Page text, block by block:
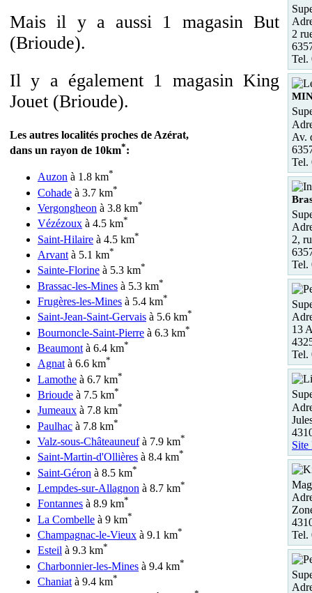
Mais il y a aussi 1 magasin But
(Brioude).
Il y a également 1 magasin King
Jouet (Brioude).
Les autres localités proches de Azérat,
dans un rayon de 10km*:
Auzon à 1.8 km*
Cohade à 3.7 km*
Vergongheon à 3.8 km*
Vézézoux à 4.5 km*
Saint-Hilaire à 4.5 km*
Arvant à 5.1 km*
Sainte-Florine à 5.3 km*
Brassac-les-Mines à 5.3 km*
Frugères-les-Mines à 5.4 km*
Saint-Jean-Saint-Gervais à 5.6 km*
Bournoncle-Saint-Pierre à 6.3 km*
Beaumont à 6.4 km*
Agnatà 6.6 km*
Lamothe à 6.7 km*
Brioude à 7.5 km*
Jumeaux à 7.8 km*
Paulhac à 7.8 km*
Valz-sous-Châteauneufà 7.9 km*
Saint-Martin-d'Ollières à 8.4 km*
Saint-Géron à 8.5 km*
Lempdes-sur-Allagnon à 8.7 km*
Fontannes à 8.9 km*
La Combelle à 9 km*
Champagnac-le-Vieux à 9.1 km*
Esteil à 9.3 km*
Charbonnier-les-Mines à 9.4 km*
Chaniat à 9.4 km*
2
Tel.
Av.
Tel.
2,
Tel.
13
Tel.
Site
Tel.